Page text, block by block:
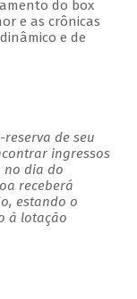
do box
e as crônicas
e de
de seu
ingressos
no dia do
receberá
estando o
à lotação